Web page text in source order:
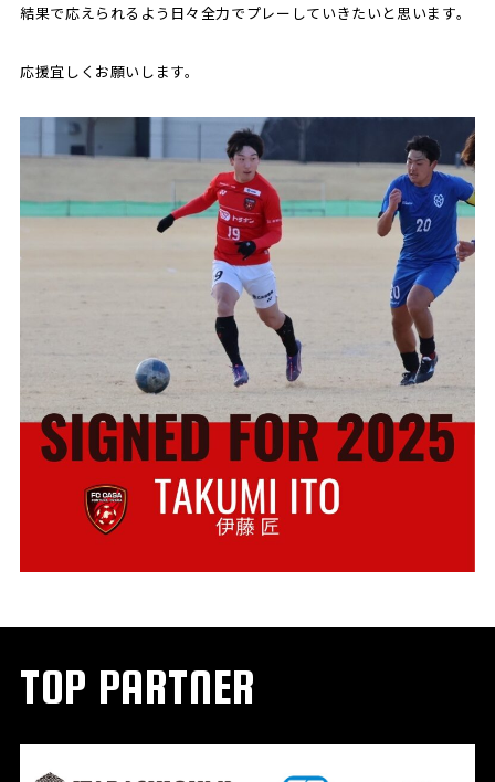
結果で応えられるよう日々全力でプレーしていきたいと思います。
応援宜しくお願いします。
TOP PARTNER